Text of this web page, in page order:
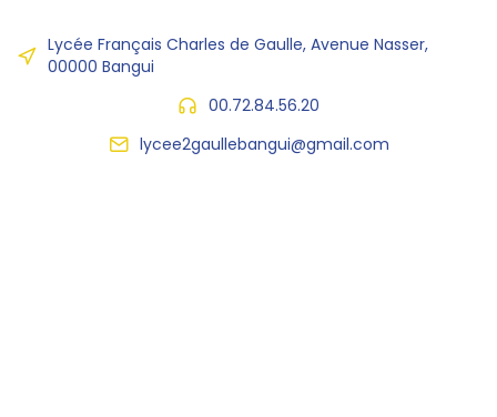
Lycée Français Charles de Gaulle, Avenue Nasser,
00000 Bangui
00.72.84.56.20
lycee2gaullebangui@gmail.com